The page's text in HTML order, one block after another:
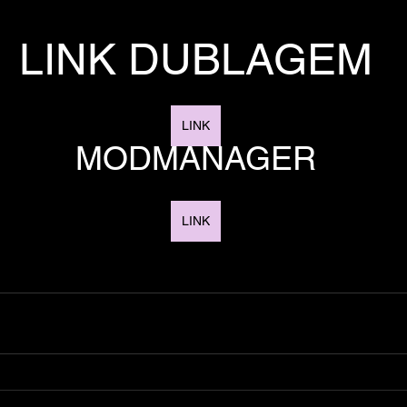
LINK DUBLAGEM
LINK
MODMANAGER
LINK